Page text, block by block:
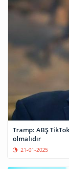
Tramp: ABŞ
olmalıdır
21-01-2025